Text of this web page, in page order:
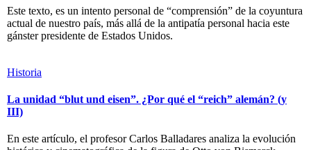
Este texto, es un intento personal de “comprensión” de la coyuntura
actual de nuestro país, más allá de la antipatía personal hacia este
gánster presidente de Estados Unidos.
Historia
La unidad “blut und eisen”. ¿Por qué el “reich” alemán? (y
III)
En este artículo, el profesor Carlos Balladares analiza la evolución